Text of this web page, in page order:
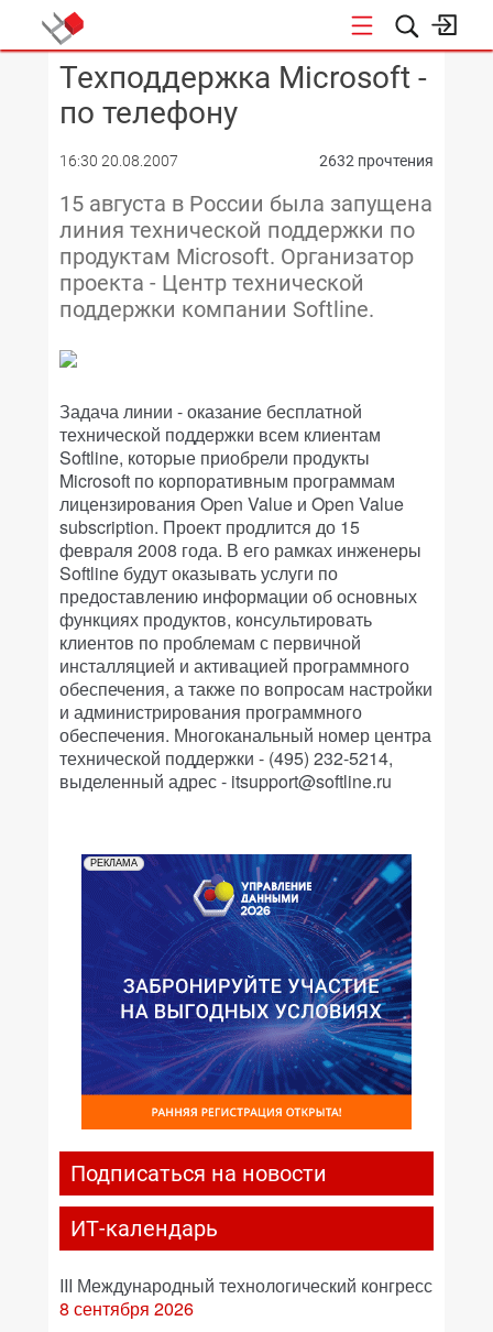
КОНФЕРЕНЦИИ
Техподдержка Microsoft -
по телефону
16:30 20.08.2007 2632 прочтения
15 августа в России была запущена
линия технической поддержки по
продуктам Microsoft. Организатор
проекта - Центр технической
поддержки компании Softline.
Задача линии - оказание бесплатной
технической поддержки всем клиентам
Softline, которые приобрели продукты
Microsoft по корпоративным программам
лицензирования Open Value и Open Value
subscription. Проект продлится до 15
февраля 2008 года. В его рамках инженеры
Softline будут оказывать услуги по
предоставлению информации об основных
функциях продуктов, консультировать
клиентов по проблемам с первичной
инсталляцией и активацией программного
обеспечения, а также по вопросам настройки
и администрирования программного
обеспечения. Многоканальный номер центра
технической поддержки - (495) 232-5214,
выделенный адрес - itsupport@softline.ru
РЕКЛАМА
Подписаться на новости
ИТ-календарь
III Международный технологический конгресс
8 сентября 2026